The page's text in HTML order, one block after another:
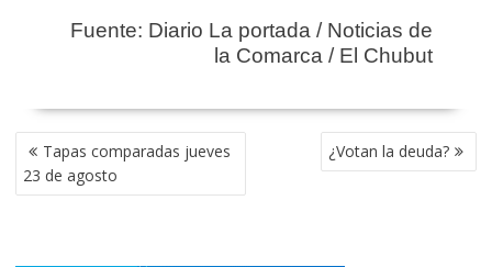
Fuente: Diario La portada / Noticias de
la Comarca / El Chubut
NAVEGACIÓN
DE
ENTRADAS
Tapas comparadas jueves
23 de agosto
¿Votan la deuda?